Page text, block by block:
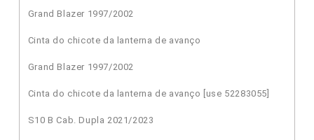
Grand Blazer 1997/2002
Cinta do chicote da lanterna de avanço
Grand Blazer 1997/2002
Cinta do chicote da lanterna de avanço [use 52283055]
S10 B Cab. Dupla 2021/2023